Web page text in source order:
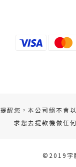
提醒您，本公司絕不會
求您去提款機做任
©2019宇